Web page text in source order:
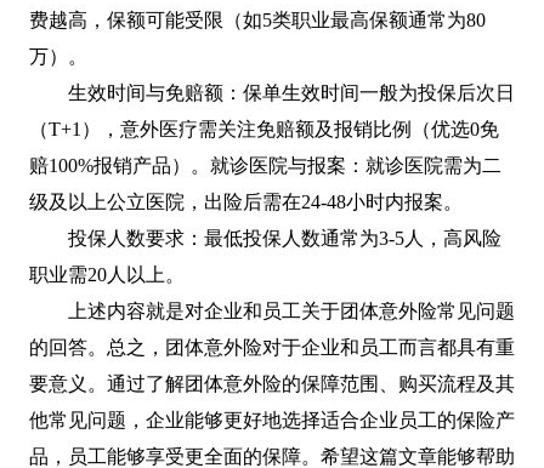
费越高，保额可能受限（如5类职业最高保额通常为80
万）。‌‌
‌生效时间与免赔额‌：保单生效时间一般为投保后次日
（T+1），意外医疗需关注免赔额及报销比例（优选0免
赔100%报销产品）。‌‌‌就诊医院与报案‌：就诊医院需为二
级及以上公立医院，出险后需在24-48小时内报案。
‌投保人数要求‌：最低投保人数通常为3-5人，高风险
职业需20人以上。‌‌
上述内容就是对企业和员工关于团体意外险常见问题
的回答。总之，团体意外险对于企业和员工而言都具有重
要意义。通过了解团体意外险的保障范围、购买流程及其
他常见问题，企业能够更好地选择适合企业员工的保险产
品，员工能够享受更全面的保障。希望这篇文章能够帮助